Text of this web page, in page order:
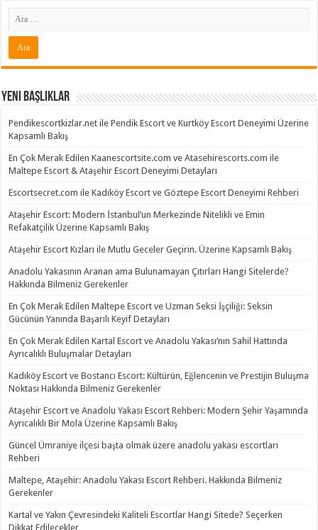
Yeni Başlıklar
Pendikescortkizlar.net ile Pendik Escort ve Kurtköy Escort Deneyimi Üzerine
Kapsamlı Bakış
En Çok Merak Edilen Kaanescortsite.com ve Atasehirescorts.com ile
Maltepe Escort & Ataşehir Escort Deneyimi Detayları
Escortsecret.com ile Kadıköy Escort ve Göztepe Escort Deneyimi Rehberi
Ataşehir Escort: Modern İstanbul’un Merkezinde Nitelikli ve Emin
Refakatçilik Üzerine Kapsamlı Bakış
Ataşehir Escort Kızları ile Mutlu Geceler Geçirin. Üzerine Kapsamlı Bakış
Anadolu Yakasının Aranan ama Bulunamayan Çıtırları Hangi Sitelerde?
Hakkında Bilmeniz Gerekenler
En Çok Merak Edilen Maltepe Escort ve Uzman Seksi İşçiliği: Seksin
Gücünün Yanında Başarılı Keyif Detayları
En Çok Merak Edilen Kartal Escort ve Anadolu Yakası’nın Sahil Hattında
Ayrıcalıklı Buluşmalar Detayları
Kadıköy Escort ve Bostancı Escort: Kültürün, Eğlencenin ve Prestijin Buluşma
Noktası Hakkında Bilmeniz Gerekenler
Ataşehir Escort ve Anadolu Yakası Escort Rehberi: Modern Şehir Yaşamında
Ayrıcalıklı Bir Mola Üzerine Kapsamlı Bakış
Güncel Ümraniye ilçesi başta olmak üzere anadolu yakası escortları
Rehberi
Maltepe, Ataşehir: Anadolu Yakası Escort Rehberi. Hakkında Bilmeniz
Gerekenler
Kartal ve Yakın Çevresindeki Kaliteli Escortlar Hangi Sitede? Seçerken
Dikkat Edilecekler